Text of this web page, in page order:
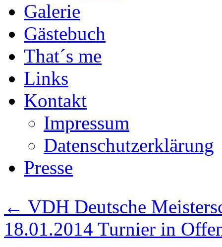
Galerie
Gästebuch
That´s me
Links
Kontakt
Impressum
Datenschutzerklärung
Presse
← VDH Deutsche
18.01.2014 Turnier in